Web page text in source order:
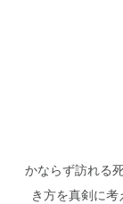
かならず訪れる
き方を真剣に